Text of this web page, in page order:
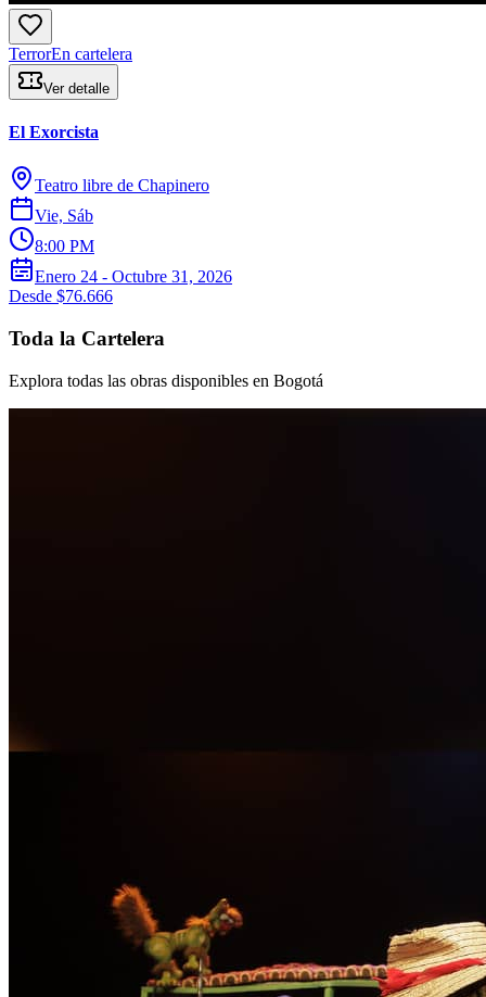
TerrorEn cartelera
Ver detalle
El Exorcista
Teatro libre de Chapinero
Vie, Sáb
8:00 PM
Enero 24 - Octubre 31, 2026
Desde $76.666
Toda la Cartelera
Explora todas las obras disponibles en Bogotá